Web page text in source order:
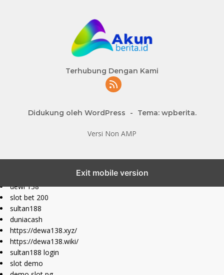
Terhubung Dengan Kami
Didukung oleh WordPress - Tema: wpberita.
Versi Non AMP
Exit mobile version
dewi 138
slot bet 200
sultan188
duniacash
https://dewa138.xyz/
https://dewa138.wiki/
sultan188 login
slot demo